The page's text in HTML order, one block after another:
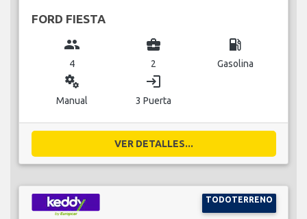
FORD FIESTA
group
4
business_center
2
local_gas_station
Gasolina
miscellaneous_services
Manual
login
3 Puerta
VER DETALLES...
TODOTERRENO